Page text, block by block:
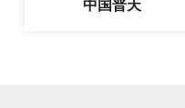
中国普天